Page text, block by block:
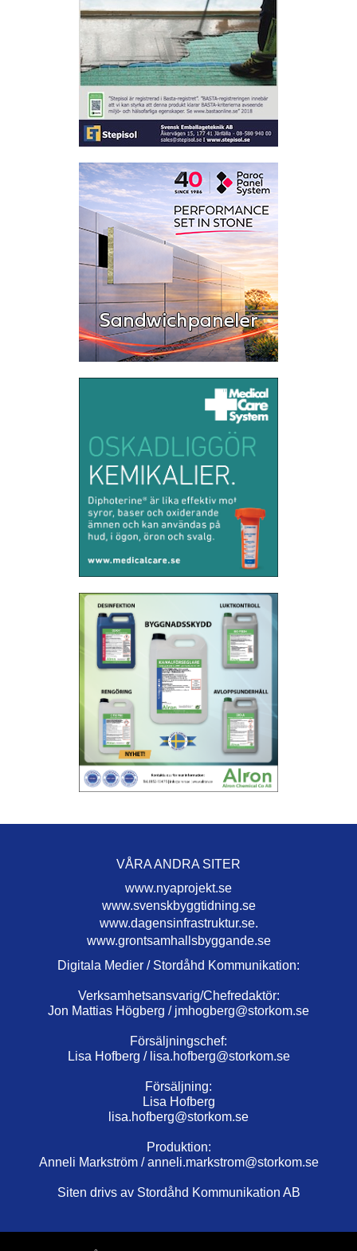
VÅRA ANDRA SITER
www.nyaprojekt.se
www.svenskbyggtidning.se
www.dagensinfrastruktur.se.
www.grontsamhallsbyggande.se
Digitala Medier / Stordåhd Kommunikation:
Verksamhetsansvarig/Chefredaktör:
Jon Mattias Högberg / jmhogberg@storkom.se
Försäljningschef:
Lisa Hofberg / lisa.hofberg@storkom.se
Försäljning:
Lisa Hofberg
lisa.hofberg@storkom.se
Produktion:
Anneli Markström /anneli.markstrom@storkom.se
Siten drivs av Stordåhd Kommunikation AB